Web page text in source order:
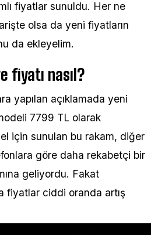
fiyatlar sunuldu. Her ne
olsa da yeni fiyatların
da ekleyelim.
fiyatı nasıl?
yapılan açıklamada yeni
7799 TL olarak
için sunulan bu rakam, diğer
göre daha rekabetçi bir
geliyordu. Fakat
fiyatlar ciddi oranda artış